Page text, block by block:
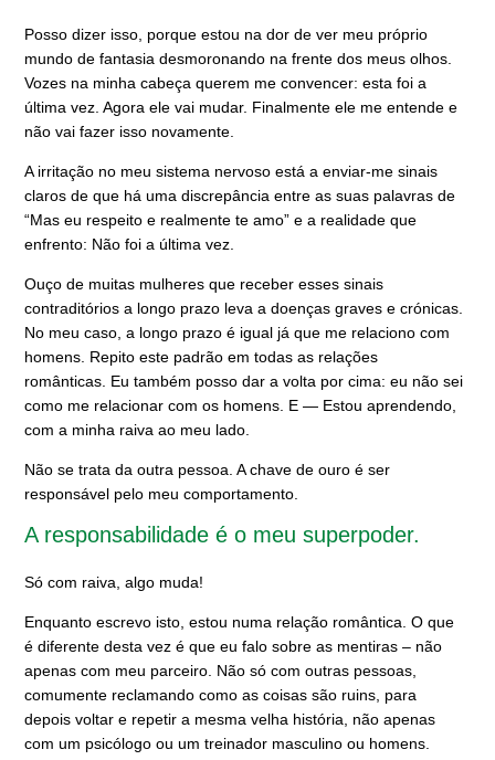
Posso dizer isso, porque estou na dor de ver meu próprio
mundo de fantasia desmoronando na frente dos meus olhos.
Vozes na minha cabeça querem me convencer: esta foi a
última vez. Agora ele vai mudar. Finalmente ele me entende e
não vai fazer isso novamente.
A irritação no meu sistema nervoso está a enviar-me sinais
claros de que há uma discrepância entre as suas palavras de
“Mas eu respeito e realmente te amo” e a realidade que
enfrento: Não foi a última vez.
Ouço de muitas mulheres que receber esses sinais
contraditórios a longo prazo leva a doenças graves e crónicas.
No meu caso, a longo prazo é igual já que me relaciono com
homens. Repito este padrão em todas as relações
românticas. Eu também posso dar a volta por cima: eu não sei
como me relacionar com os homens. E — Estou aprendendo,
com a minha raiva ao meu lado.
Não se trata da outra pessoa. A chave de ouro é ser
responsável pelo meu comportamento.
A responsabilidade é o meu superpoder.
Só com raiva, algo muda!
Enquanto escrevo isto, estou numa relação romântica. O que
é diferente desta vez é que eu falo sobre as mentiras – não
apenas com meu parceiro. Não só com outras pessoas,
comumente reclamando como as coisas são ruins, para
depois voltar e repetir a mesma velha história, não apenas
com um psicólogo ou um treinador masculino ou homens.